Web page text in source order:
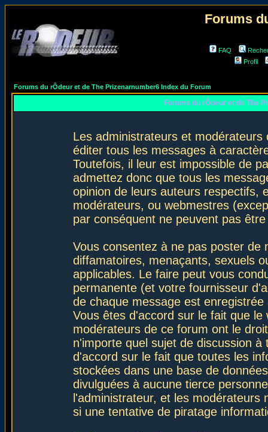
Forums
FAQ
Profil
Forums du rÔdeur et de The Prizenarnumber6 Index du Forum
Forums du rÔdeur et de The
Les administrateurs et
éditer tous les messages à
Toutefois, il leur est impossible de
admettez donc que tous les
opinion de leurs auteurs respectifs,
modérateurs, ou webmestres
par conséquent ne peuvent pas
Vous consentez à ne pas poster de
diffamatoires, menaçants, sexuels
applicables. Le faire peut vous
permanente (et votre fournisseur
de chaque message est
Vous êtes d'accord sur le fait que
modérateurs de ce forum ont le
n'importe quel sujet de discussion
d'accord sur le fait que toutes les
stockées dans une base de
divulguées à aucune tierce
l'administrateur, et les
si une tentative de piratage